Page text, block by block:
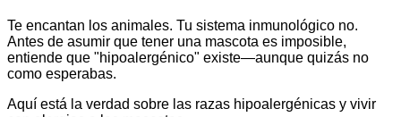
Te encantan los animales. Tu sistema inmunológico no.
Antes de asumir que tener una mascota es imposible,
entiende que "hipoalergénico" existe—aunque quizás no
como esperabas.
Aquí está la verdad sobre las razas hipoalergénicas y vivir